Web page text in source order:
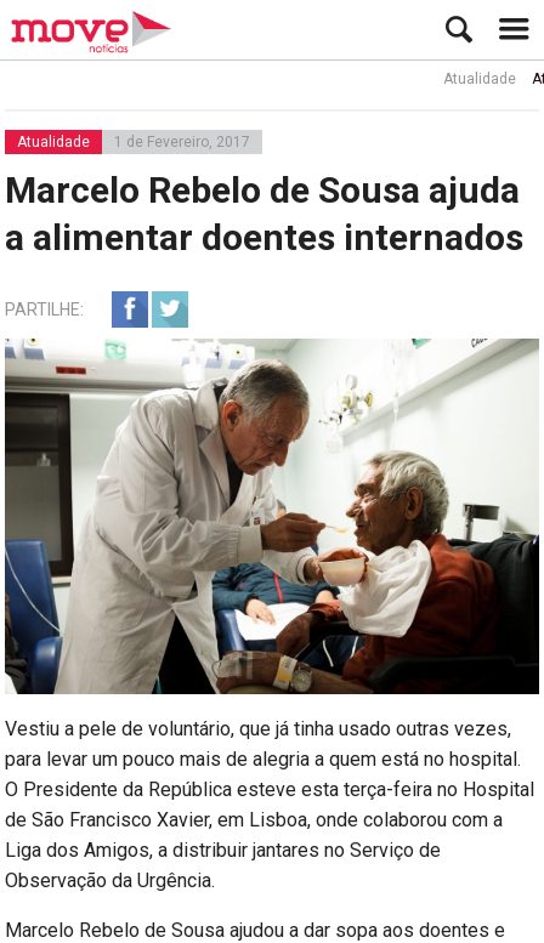
Atualidade Ator
Atualidade 1 de Fevereiro, 2017
Marcelo Rebelo de Sousa ajuda
a alimentar doentes internados
PARTILHE:
Vestiu a pele de voluntário, que já tinha usado outras vezes,
para levar um pouco mais de alegria a quem está no hospital.
O Presidente da República esteve esta terça-feira no Hospital
de São Francisco Xavier, em Lisboa, onde colaborou com a
Liga dos Amigos, a distribuir jantares no Serviço de
Observação da Urgência.
Marcelo Rebelo de Sousa ajudou a dar sopa aos doentes e